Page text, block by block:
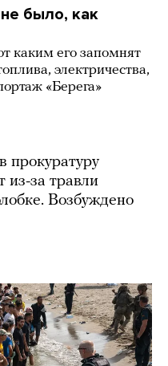
было, как
каким его запомнят
электричества,
«Берега»
прокуратуру
из-за травли
Возбуждено